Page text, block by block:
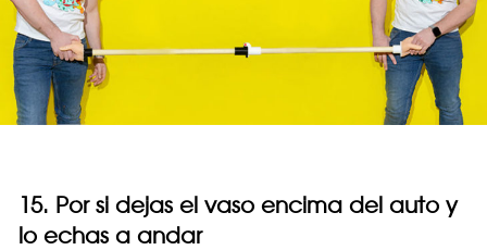
15. Por si dejas el vaso encima del auto y
lo echas a andar